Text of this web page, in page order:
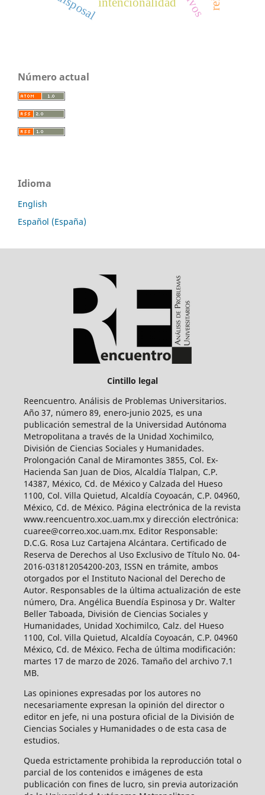
Número actual
Idioma
English
Español (España)
Cintillo legal
Reencuentro. Análisis de Problemas Universitarios.
Año 37, número 89, enero-junio 2025, es una
publicación semestral de la Universidad Autónoma
Metropolitana a través de la Unidad Xochimilco,
División de Ciencias Sociales y Humanidades.
Prolongación Canal de Miramontes 3855, Col. Ex-
Hacienda San Juan de Dios, Alcaldía Tlalpan, C.P.
14387, México, Cd. de México y Calzada del Hueso
1100, Col. Villa Quietud, Alcaldía Coyoacán, C.P. 04960,
México, Cd. de México. Página electrónica de la revista
www.reencuentro.xoc.uam.mx y dirección electrónica:
cuaree@correo.xoc.uam.mx. Editor Responsable:
D.C.G. Rosa Luz Cartajena Alcántara. Certificado de
Reserva de Derechos al Uso Exclusivo de Título No. 04-
2016-031812054200-203, ISSN en trámite, ambos
otorgados por el Instituto Nacional del Derecho de
Autor. Responsables de la última actualización de este
número, Dra. Angélica Buendía Espinosa y Dr. Walter
Beller Taboada, División de Ciencias Sociales y
Humanidades, Unidad Xochimilco, Calz. del Hueso
1100, Col. Villa Quietud, Alcaldía Coyoacán, C.P. 04960
México, Cd. de México. Fecha de última modificación:
martes 17 de marzo de 2026. Tamaño del archivo 7.1
MB.
Las opiniones expresadas por los autores no
necesariamente expresan la opinión del director o
editor en jefe, ni una postura oficial de la División de
Ciencias Sociales y Humanidades o de esta casa de
estudios.
Queda estrictamente prohibida la reproducción total o
parcial de los contenidos e imágenes de esta
publicación con fines de lucro, sin previa autorización